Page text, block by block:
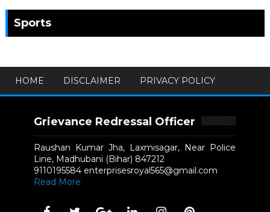
Sports
HOME DISCLAIMER PRIVACY POLICY
Grievance Redressal Officer
Raushan Kumar Jha, Laxmisagar, Near Police
Line, Madhubani (Bihar) 847212
9110195584 enterprisesroyal565@gmail.com
Read More